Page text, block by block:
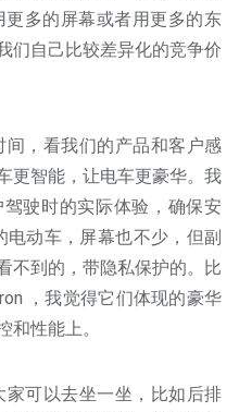
多的屏幕或者用更多的东
们自己比较差异化的竞争价
，看我们的产品和客户感
更智能，让电车更豪华。我
驶时的实际体验，确保安
电动车，屏幕也不少，但副
不到的，带隐私保护的。比
，我觉得它们体现的豪华
和性能上。
可以去坐一坐，比如后排